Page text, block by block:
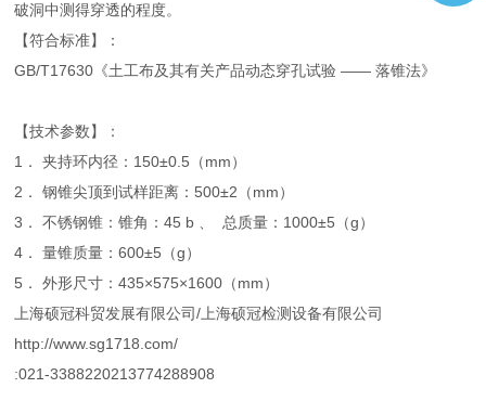
破洞中测得穿透的程度。
【符合标准】：
GB/T17630《土工布及其有关产品动态穿孔试验 —— 落锥法》
【技术参数】：
1． 夹持环内径：150±0.5（mm）
2． 钢锥尖顶到试样距离：500±2（mm）
3． 不锈钢锥：锥角：45 b 、 总质量：1000±5（g）
4． 量锥质量：600±5（g）
5． 外形尺寸：435×575×1600（mm）
上海硕冠科贸发展有限公司/上海硕冠检测设备有限公司
http://www.sg1718.com/
:021-3388220213774288908